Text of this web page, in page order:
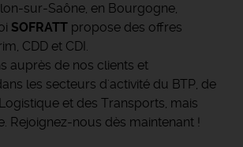
sur-Saône, en Bourgogne,
SOFRATT propose des offres
CDD et CDI.
auprès de nos clients et
les secteurs d'activité du BTP, de
et des Transports, mais
Rejoignez-nous dès maintenant !